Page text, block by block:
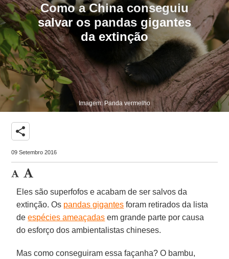
Como a China conseguiu
salvar os pandas gigantes
da extinção
Imagem: Panda vermelho
share
09 Setembro 2016
Eles são superfofos e acabam de ser salvos da
extinção. Os pandas gigantes foram retirados da lista
deespécies ameaçadas em grande parte por causa
do esforço dos ambientalistas chineses.
Mas como conseguiram essa façanha? O bambu,